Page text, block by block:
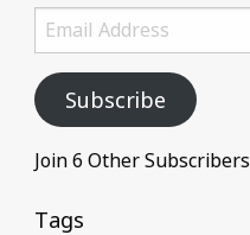
Email
Address
Subscribe
Join 6 Other Subscribers
Tags